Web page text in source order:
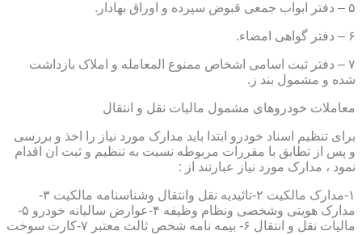
۵ – دفتر ابواب جمعی قبوض سپرده و اوراق بهادار.
۶ – دفتر گواهی امضاء.
۷ – دفتر ثبت اسامی اشخاص ممنوع المعامله و املاک بازداشت
شده و مشمول بند ز.
معاملات خودروهای مشمول مالیات نقل و انتقال
برای تنظیم اسناد خودرو ابتدا باید مدارک مورد نیاز را اخذ و بررسی
و پس از تطابق با مقررات مربوطه نسبت به تنظیم و ثبت ان اقدام
نمود ، مدارک مورد نیاز عبارتند از :
۱-مدارک مالکیت ۲-تائیدیه نقل وانتقال وشناسنامه مالکیت ۳-
مدارک هویتی وشخصی ونظام وظیفه ۴-عوارض سالیانه خودرو ۵-
مالیات نقل و انتقال ۶- بیمه نامه شخص ثالث معتبر ۷-کارت سوخت